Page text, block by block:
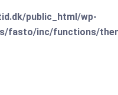
public_html/wp-
fasto/inc/functions/